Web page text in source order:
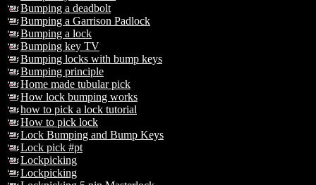
Bumping a deadbolt
Bumping a Garrison Padlock
Bumping a lock
Bumping key TV
Bumping locks with bump keys
Bumping principle
Home made tubular pick
How lock bumping works
how to pick a lock tutorial
How to pick lock
Lock Bumping and Bump Keys
Lock pick #pt
Lockpicking
Lockpicking